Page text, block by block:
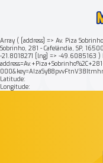
Array ( [address] => Av. Piza
Sobrinho, 281 - Cafelândia, SP,
-21.8018271 [lng] => -49.6085163 )
Latitude:
Longitude:
Mais buscados:
Nossa história